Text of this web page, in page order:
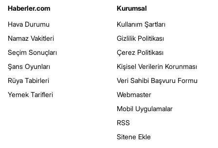
Haberler.com
Hava Durumu
Namaz Vakitleri
Seçim Sonuçları
Şans Oyunları
Rüya Tabirleri
Yemek Tarifleri
Kurumsal
Kullanım Şartları
Gizlilik Politikası
Çerez Politikası
Kişisel Verilerin Korunması
Veri Sahibi Başvuru Formu
Webmaster
Mobil Uygulamalar
RSS
Sitene Ekle